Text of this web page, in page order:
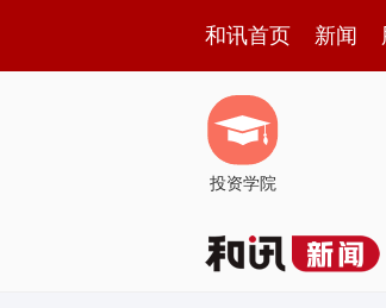
和讯首页 新闻
投资学院